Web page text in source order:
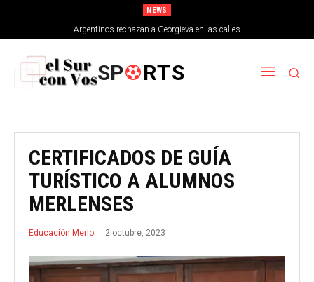
NEWS
Argentinos rechazan a Georgieva en las calles
SP RTS
CERTIFICADOS DE GUÍA
TURÍSTICO A ALUMNOS
MERLENSES
Educación Merlo 2 octubre, 2023